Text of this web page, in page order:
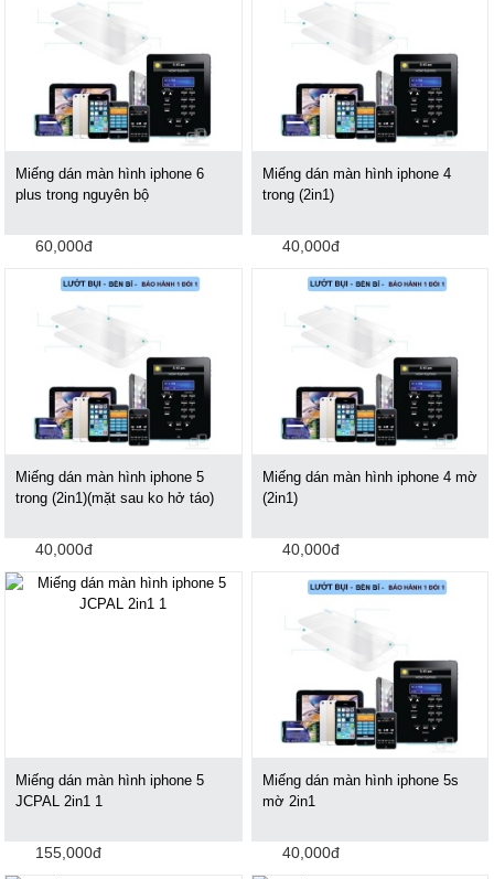
Miếng dán màn hình iphone 6
plus trong nguyên bộ
60,000đ
Miếng dán màn hình iphone 4
trong (2in1)
40,000đ
Miếng dán màn hình iphone 5
trong (2in1)(mặt sau ko hở táo)
40,000đ
Miếng dán màn hình iphone 4 mờ
(2in1)
40,000đ
Miếng dán màn hình iphone 5
JCPAL 2in1 1
155,000đ
Miếng dán màn hình iphone 5s
mờ 2in1
40,000đ